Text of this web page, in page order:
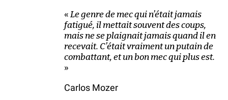
« Le genre de mec qui n’était jamais
fatigué, il mettait souvent des coups,
mais ne se plaignait jamais quand il en
recevait. C’était vraiment un putain de
combattant, et un bon mec qui plus est.
»
Carlos Mozer